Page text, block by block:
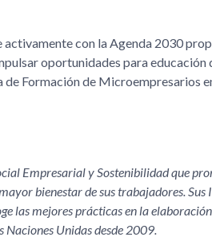
con la Agenda 2030
oportunidades para
Formación de Microempresarios
Empresarial y Sostenibilidad que
bienestar de sus trabajadores.
las mejores prácticas en la
Naciones Unidas desde 2009.